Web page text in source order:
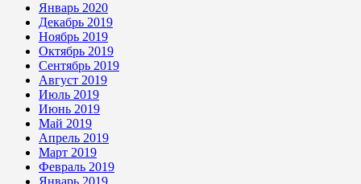
Январь 2020
Декабрь 2019
Ноябрь 2019
Октябрь 2019
Сентябрь 2019
Август 2019
Июль 2019
Июнь 2019
Май 2019
Апрель 2019
Март 2019
Февраль 2019
Январь 2019